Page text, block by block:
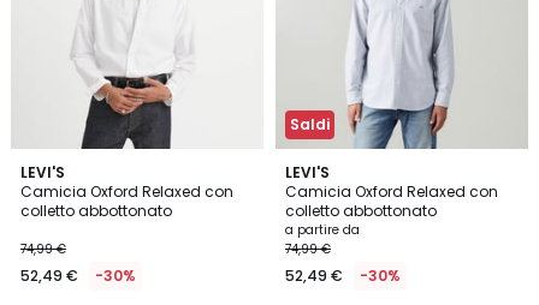
LEVI'S
Camicia Oxford Relaxed con
colletto abbottonato
74,99 €
52,49 € -30%
4,6
/ 5
Saldi
LEVI'S
Camicia Oxford Relaxed con
colletto abbottonato
a partire da
74,99 €
52,49 € -30%
4,4
/ 5
8
Colori